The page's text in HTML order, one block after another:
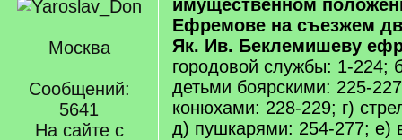
Москва
Сообщений:
5641
На сайте с
имущественном
Ефремове на съезжем
Як. Ив. Беклемишеву
городовой службы: 1-224;
детьми боярскими: 225-
конюхами: 228-229; г)
д) пушкарями: 254-277; е)